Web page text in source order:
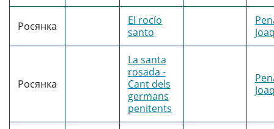
Росянка
El rocío
santo
Росянка
La santa
rosada -
Cant dels
germans
penitents